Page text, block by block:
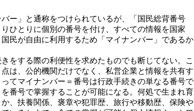
ー」と通称をつけられているが、「国民総背番号
ひとりに個別の番号を付け、すべての情報を国家
民が自由に利用するため「マイナンバー」であるか
をする際の利便性を求めたものでも断じてない。こ
は、公的機関だけでなく、私営企業と情報を共有す
てマイナンバー＝番号は行政手続きの単なる番号で
番号で掌握することが可能になる。何処で生まれ育
、扶養関係、褒章や犯罪歴、旅行や移動歴、保険や